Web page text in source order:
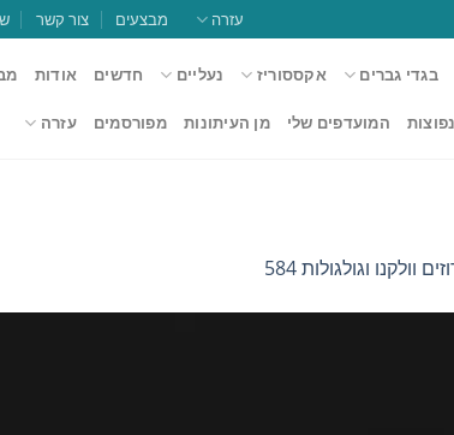
עזרה מבצעים צור קשר
בגדי גברים אקססוריז נעליים חדשים אודות
המועדפים שלי מן העיתונות מפורסמים עזרה
וולקנו וגולגולות 584